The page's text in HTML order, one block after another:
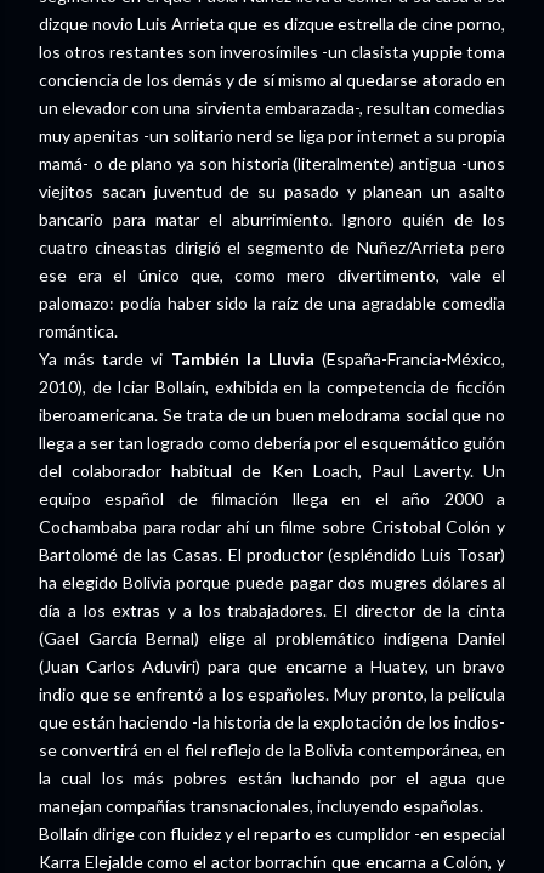
dizque novio Luis Arrieta que es dizque estrella de cine porno,
los otros restantes son inverosímiles -un clasista yuppie toma
conciencia de los demás y de sí mismo al quedarse atorado en
un elevador con una sirvienta embarazada-, resultan comedias
muy apenitas -un solitario nerd se liga por internet a su propia
mamá- o de plano ya son historia (literalmente) antigua -unos
viejitos sacan juventud de su pasado y planean un asalto
bancario para matar el aburrimiento. Ignoro quién de los
cuatro cineastas dirigió el segmento de Nuñez/Arrieta pero
ese era el único que, como mero divertimento, vale el
palomazo: podía haber sido la raíz de una agradable comedia
romántica.
Ya más tarde vi También la Lluvia (España-Francia-México,
2010), de Iciar Bollaín, exhibida en la competencia de ficción
iberoamericana. Se trata de un buen melodrama social que no
llega a ser tan logrado como debería por el esquemático guión
del colaborador habitual de Ken Loach, Paul Laverty. Un
equipo español de filmación llega en el año 2000 a
Cochambaba para rodar ahí un filme sobre Cristobal Colón y
Bartolomé de las Casas. El productor (espléndido Luis Tosar)
ha elegido Bolivia porque puede pagar dos mugres dólares al
día a los extras y a los trabajadores. El director de la cinta
(Gael García Bernal) elige al problemático indígena Daniel
(Juan Carlos Aduviri) para que encarne a Huatey, un bravo
indio que se enfrentó a los españoles. Muy pronto, la película
que están haciendo -la historia de la explotación de los indios-
se convertirá en el fiel reflejo de la Bolivia contemporánea, en
la cual los más pobres están luchando por el agua que
manejan compañías transnacionales, incluyendo españolas.
Bollaín dirige con fluidez y el reparto es cumplidor -en especial
Karra Elejalde como el actor borrachín que encarna a Colón, y